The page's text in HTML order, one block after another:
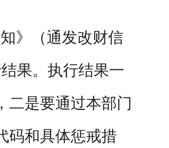
》（通发改财信
果。执行结果一
二是要通过本部门
码和具体惩戒措